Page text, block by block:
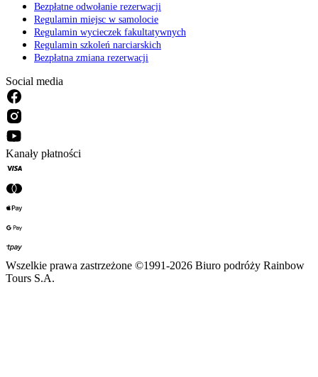
Bezpłatne odwołanie rezerwacji
Regulamin miejsc w samolocie
Regulamin wycieczek fakultatywnych
Regulamin szkoleń narciarskich
Bezpłatna zmiana rezerwacji
Social media
Kanały płatności
Wszelkie prawa zastrzeżone ©1991-2026 Biuro podróży Rainbow
Tours S.A.